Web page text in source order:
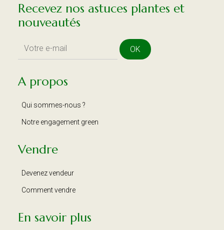
Recevez nos astuces plantes et
nouveautés
OK
A propos
Qui sommes-nous ?
Notre engagement green
Vendre
Devenez vendeur
Comment vendre
En savoir plus